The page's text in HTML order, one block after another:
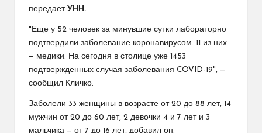
передает УНН.
"Еще у 52 человек за минувшие сутки лабораторно
подтвердили заболевание коронавирусом. 11 из них
— медики. На сегодня в столице уже 1453
подтвержденных случая заболевания COVID-19", —
сообщил Кличко.
Заболели 33 женщины в возрасте от 20 до 88 лет, 14
мужчин от 20 до 60 лет, 2 девочки 4 и 7 лет и 3
мальчика — от 7 до 16 лет, добавил он.